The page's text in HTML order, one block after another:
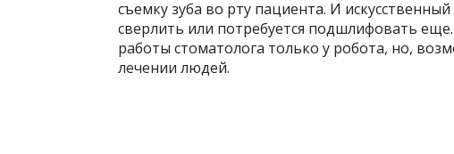
съемку зуба во рту пациента. И
сверлить или потребуется подшлифовать
работы стоматолога только у робота, но,
лечении людей.